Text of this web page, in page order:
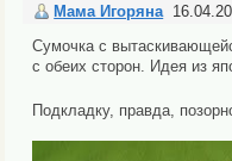
Мама Игоряна
Сумочка с
с обеих сторон. Идея из
Подкладку, правда,